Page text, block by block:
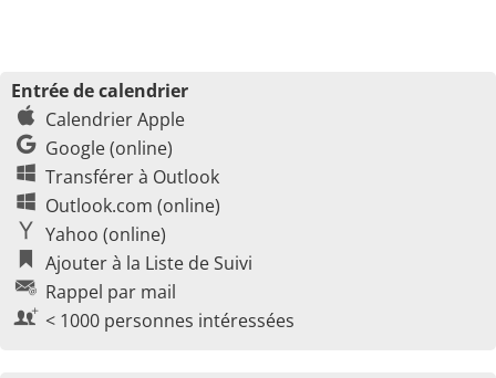
Entrée de calendrier
Calendrier Apple
Google (online)
Transférer à Outlook
Outlook.com (online)
Yahoo (online)
Ajouter à la Liste de Suivi
Rappel par mail
< 1000 personnes intéressées